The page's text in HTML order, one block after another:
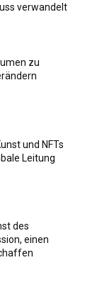
verwandelt
zu
und NFTs
Leitung
des
einen